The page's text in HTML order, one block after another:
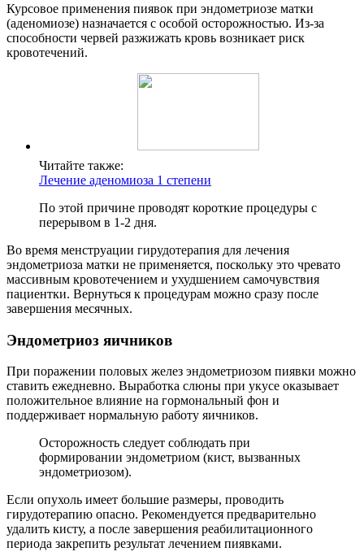
Курсовое применения пиявок при эндометриозе матки
(аденомиозе) назначается с особой осторожностью. Из-за
способности червей разжижать кровь возникает риск
кровотечений.
Читайте также:
Лечение аденомиоза 1 степени
По этой причине проводят короткие процедуры с
перерывом в 1-2 дня.
Во время менструации гирудотерапия для лечения
эндометриоза матки не применяется, поскольку это чревато
массивным кровотечением и ухудшением самочувствия
пациентки. Вернуться к процедурам можно сразу после
завершения месячных.
Эндометриоз яичников
При поражении половых желез эндометриозом пиявки можно
ставить ежедневно. Выработка слюны при укусе оказывает
положительное влияние на гормональный фон и
поддерживает нормальную работу яичников.
Осторожность следует соблюдать при
формировании эндометриом (кист, вызванных
эндометриозом).
Если опухоль имеет большие размеры, проводить
гирудотерапию опасно. Рекомендуется предварительно
удалить кисту, а после завершения реабилитационного
периода закрепить результат лечением пиявками.